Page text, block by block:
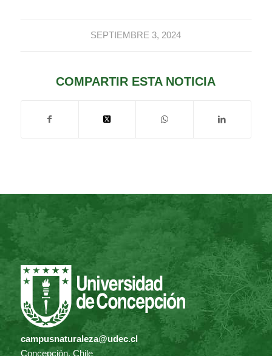
SEPTIEMBRE 3, 2024
COMPARTIR ESTA NOTICIA
campusnaturaleza@udec.cl
Concepción, Chile